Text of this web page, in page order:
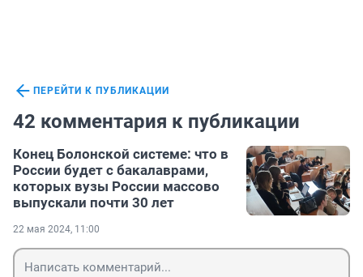
ПЕРЕЙТИ К ПУБЛИКАЦИИ
42 комментария к публикации
Конец Болонской системе: что в
России будет с бакалаврами,
которых вузы России массово
выпускали почти 30 лет
22 мая 2024, 11:00